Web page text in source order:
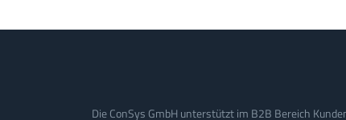
Die ConSys GmbH unterstützt im B2B Bereich